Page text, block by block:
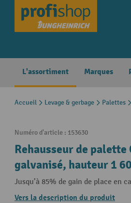
Skip to main navigation
L'assortiment Marques
Accueil Levage & gerbage Palettes
Numéro d'article : 153630
Rehausseur de
galvanisé, hauteur 1
Jusqu’à 85% de gain de place en
Vers la description du produit